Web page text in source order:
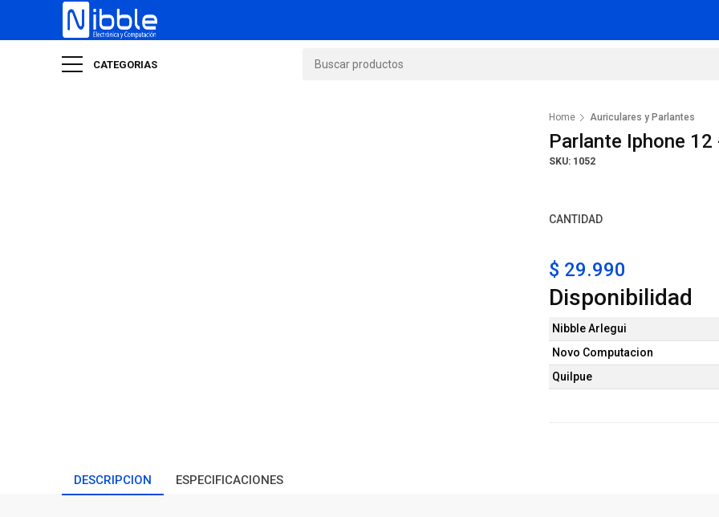
CATEGORIAS
Home Auriculares y Parlantes
Parlante Iphone 12
SKU: 1052
CANTIDAD
$ 29.990
Disponibilidad
Nibble Arlegui
Novo Computacion
Quilpue
DESCRIPCION ESPECIFICACIONES